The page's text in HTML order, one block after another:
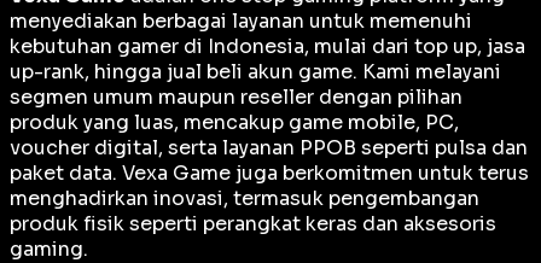
menyediakan berbagai layanan untuk memenuhi
kebutuhan gamer di Indonesia, mulai dari top up, jasa
up-rank, hingga jual beli akun game. Kami melayani
segmen umum maupun reseller dengan pilihan
produk yang luas, mencakup game mobile, PC,
voucher digital, serta layanan PPOB seperti pulsa dan
paket data. Vexa Game juga berkomitmen untuk terus
menghadirkan inovasi, termasuk pengembangan
produk fisik seperti perangkat keras dan aksesoris
gaming.